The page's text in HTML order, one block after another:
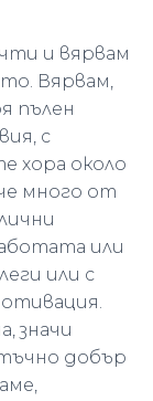
и вярвам
Вярвам,
пълен
с
хора около
много от
или
или с
значи
добър